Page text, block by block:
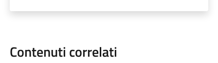
Contenuti correlati